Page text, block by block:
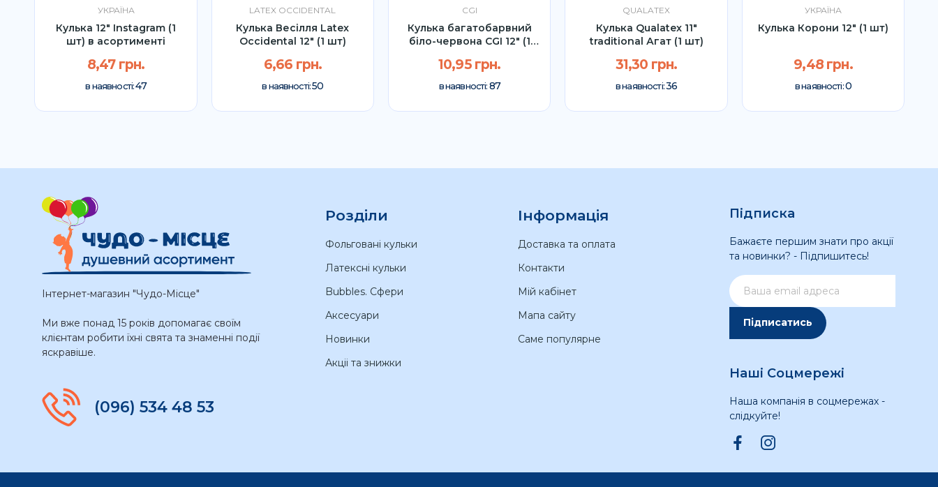
УКРАЇНА
Кулька 12" Instagram (1
шт) в асортименті
8,47 грн.
в наявності:47
LATEX OCCIDENTAL
Кулька Весілля Latex
Occidental 12″ (1 шт)
6,66 грн.
в наявності:50
CGI
Кулька багатобарвний
біло-червона CGI 12″ (1
10,95 грн.
в наявності: 87
QUALATEX
Кулька Qualatex 11"
traditional Агат (1 шт)
31,30 грн.
в наявності:36
УКРАЇНА
Кулька Корони 12" (1 шт)
9,48 грн.
в наявності:0
Інтернет-магазин "Чудо-Місце"
Ми вже понад 15 років допомагає своїм
клієнтам робити їхні свята та знаменні події
яскравіше.
(096) 534 48 53
Розділи
Фольговані кульки
Латексні кульки
Bubbles. Сфери
Аксесуари
Новинки
Акціі та знижки
Інформація
Доставка та оплата
Контакти
Мій кабінет
Мапа сайту
Саме популярне
Підписка
Бажаєте першим знати про акції
та новинки? - Підпишитесь!
Підписатись
Наші Соцмережі
Наша компанія в соцмережах -
слідкуйте!